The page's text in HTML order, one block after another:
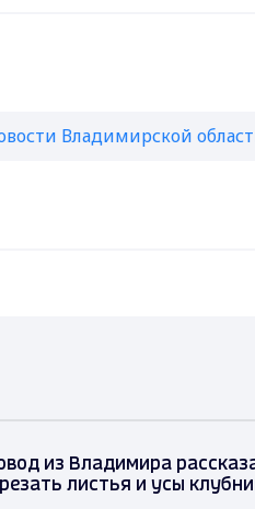
Владимирской
из Владимира
листья и усы